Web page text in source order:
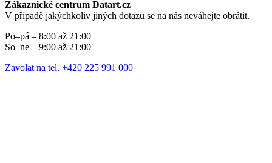
Zákaznické centrum Datart.cz
V případě jakýchkoliv jiných dotazů se na nás neváhejte obrátit.
Po–pá – 8:00 až 21:00
So–ne – 9:00 až 21:00
Zavolat na tel. +420 225 991 000